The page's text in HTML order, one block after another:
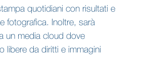
quotidiani con risultati e
fotografica. Inoltre, sarà
un media cloud dove
libere da diritti e immagini